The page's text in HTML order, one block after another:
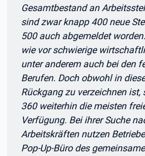
Gesamtbestand an
sind zwar knapp 400 neue
500 auch abgemeldet
wie vor schwierige
unter anderem auch bei den
Berufen. Doch obwohl in
Rückgang zu verzeichnen ist,
360 weiterhin die meisten
Verfügung. Bei ihrer Suche
Arbeitskräften nutzen
Pop-Up-Büro des